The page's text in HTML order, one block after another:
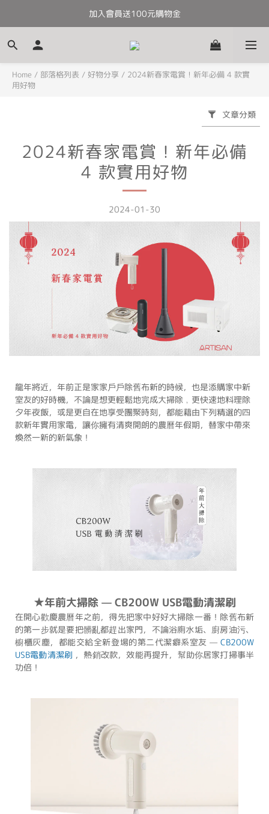
全館滿千免運
加入會員送100元購物金
全館滿千免運
Home / 部落格列表 / 好物分享 / 2024新春家電賞！新年必備 4 款實
用好物
文章分類
2024新春家電賞！新年必備
4 款實用好物
2024-01-30
龍年將近，年前正是家家戶戶除舊布新的時候，也是添購家中新
室友的好時機，不論是想更輕鬆地完成大掃除﹐更快速地料理除
夕年夜飯，或是更自在地享受團聚時刻，都能藉由下列精選的四
款新年實用家電，讓你擁有清爽開朗的農曆年假期，替家中帶來
煥然一新的新氣象！
★年前大掃除 — CB200W USB電動清潔刷
在開心歡慶農曆年之前，得先把家中好好大掃除一番！除舊布新
的第一步就是要把髒亂都趕出家門，不論浴廁水垢、廚房油污、
櫥櫃灰塵，都能交給全新登場的第二代潔癖系室友 — CB200W
USB電動清潔刷 ，熱銷改款，效能再提升，幫助你居家打掃事半
功倍！